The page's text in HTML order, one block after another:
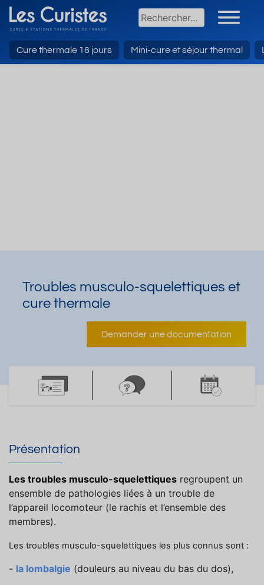
Cure thermale 18 jours Mini-cure et séjour thermal
Troubles musculo-squelettiques et
cure thermale
Demander une documentation
Présentation
Les troubles musculo-squelettiques regroupent un
ensemble de pathologies liées à un trouble de
l’appareil locomoteur (le rachis et l’ensemble des
membres).
Les troubles musculo-squelettiques les plus connus sont :
- la lombalgie (douleurs au niveau du bas du dos),